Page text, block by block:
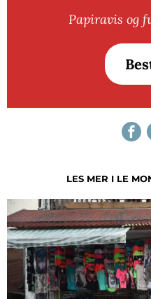
Papiravis og
LES MER I LE